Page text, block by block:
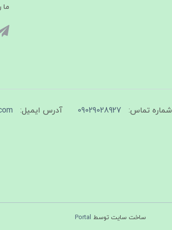
ما
شماره تماس: 09029028927 آدرس ایمیل:
ساخت سایت توسط Portal